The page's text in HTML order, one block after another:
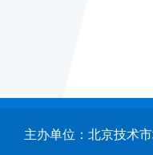
主办单位：北京技术